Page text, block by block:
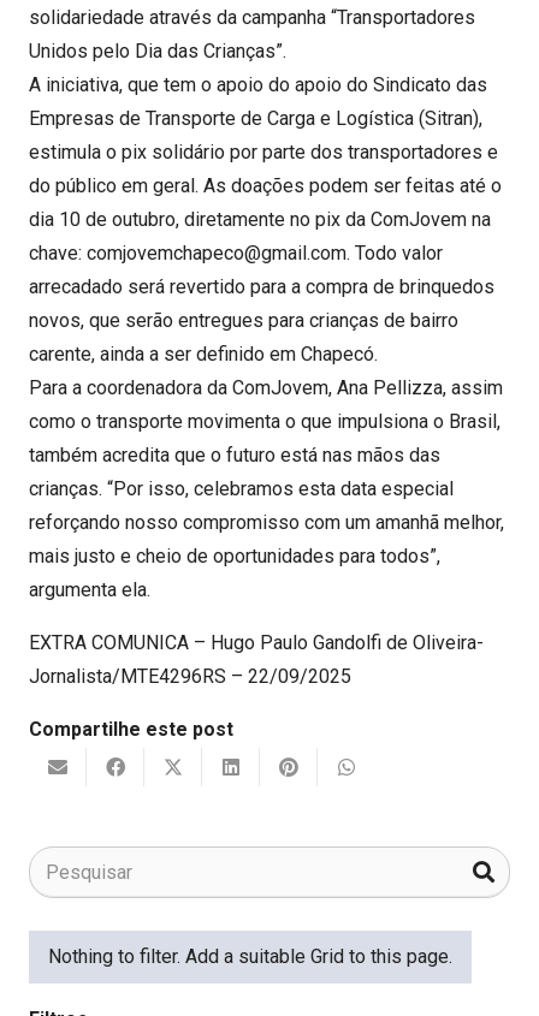
solidariedade através da campanha “Transportadores
Unidos pelo Dia das Crianças”.
A iniciativa, que tem o apoio do apoio do Sindicato das
Empresas de Transporte de Carga e Logística (Sitran),
estimula o pix solidário por parte dos transportadores e
do público em geral. As doações podem ser feitas até o
dia 10 de outubro, diretamente no pix da ComJovem na
chave: comjovemchapeco@gmail.com. Todo valor
arrecadado será revertido para a compra de brinquedos
novos, que serão entregues para crianças de bairro
carente, ainda a ser definido em Chapecó.
Para a coordenadora da ComJovem, Ana Pellizza, assim
como o transporte movimenta o que impulsiona o Brasil,
também acredita que o futuro está nas mãos das
crianças. “Por isso, celebramos esta data especial
reforçando nosso compromisso com um amanhã melhor,
mais justo e cheio de oportunidades para todos”,
argumenta ela.
EXTRA COMUNICA – Hugo Paulo Gandolfi de Oliveira-
Jornalista/MTE4296RS – 22/09/2025
Compartilhe este post
Nothing to filter. Add a suitable Grid to this page.